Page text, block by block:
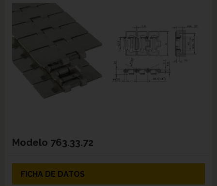
Modelo 763.33.72
FICHA DE DATOS